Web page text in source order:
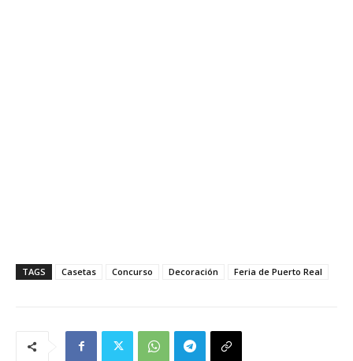
TAGS Casetas Concurso Decoración Feria de Puerto Real